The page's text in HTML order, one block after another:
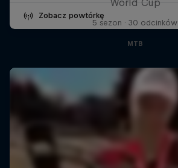
Zobacz powtórkę
5 sezon · 30 odcinków
MTB